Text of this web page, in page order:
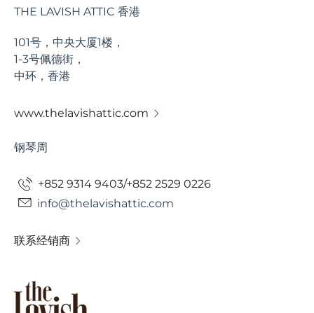
THE LAVISH ATTIC 香港
101号，中央大厦1楼，
1-3号佩德街，
中环，香港
www.thelavishattic.com
钢琴周
+852 9314 9403/+852 2529 0226
info@thelavishattic.com
联系经销商